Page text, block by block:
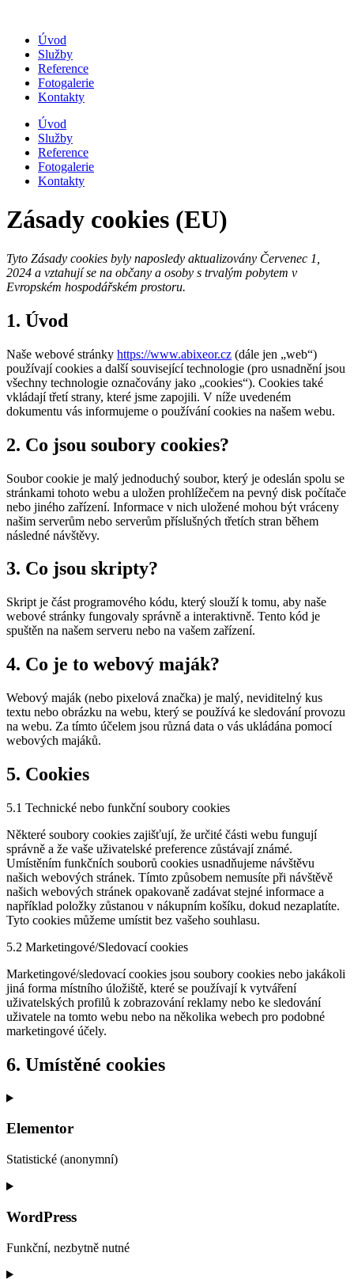
obsahuÚvod
Služby
Reference
Fotogalerie
Kontakty
Úvod
Služby
Reference
Fotogalerie
Kontakty
Zásady cookies (EU)
Tyto Zásady cookies byly naposledy aktualizovány Červenec 1,
2024 a vztahují se na občany a osoby s trvalým pobytem v
Evropském hospodářském prostoru.
1. Úvod
Naše webové stránky https://www.abixeor.cz (dále jen „web“)
používají cookies a další související technologie (pro usnadnění jsou
všechny technologie označovány jako „cookies“). Cookies také
vkládají třetí strany, které jsme zapojili. V níže uvedeném
dokumentu vás informujeme o používání cookies na našem webu.
2. Co jsou soubory cookies?
Soubor cookie je malý jednoduchý soubor, který je odeslán spolu se
stránkami tohoto webu a uložen prohlížečem na pevný disk počítače
nebo jiného zařízení. Informace v nich uložené mohou být vráceny
našim serverům nebo serverům příslušných třetích stran během
následné návštěvy.
3. Co jsou skripty?
Skript je část programového kódu, který slouží k tomu, aby naše
webové stránky fungovaly správně a interaktivně. Tento kód je
spuštěn na našem serveru nebo na vašem zařízení.
4. Co je to webový maják?
Webový maják (nebo pixelová značka) je malý, neviditelný kus
textu nebo obrázku na webu, který se používá ke sledování provozu
na webu. Za tímto účelem jsou různá data o vás ukládána pomocí
webových majáků.
5. Cookies
5.1 Technické nebo funkční soubory cookies
Některé soubory cookies zajišťují, že určité části webu fungují
správně a že vaše uživatelské preference zůstávají známé.
Umístěním funkčních souborů cookies usnadňujeme návštěvu
našich webových stránek. Tímto způsobem nemusíte při návštěvě
našich webových stránek opakovaně zadávat stejné informace a
například položky zůstanou v nákupním košíku, dokud nezaplatíte.
Tyto cookies můžeme umístit bez vašeho souhlasu.
5.2 Marketingové/Sledovací cookies
Marketingové/sledovací cookies jsou soubory cookies nebo jakákoli
jiná forma místního úložiště, které se používají k vytváření
uživatelských profilů k zobrazování reklamy nebo ke sledování
uživatele na tomto webu nebo na několika webech pro podobné
marketingové účely.
6. Umístěné cookies
Elementor
Statistické (anonymní)
Consent
service
WordPress
Funkční, nezbytně nutné
Consent